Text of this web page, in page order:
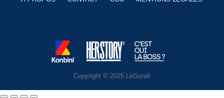
Copyright © 2025 LeGorafi